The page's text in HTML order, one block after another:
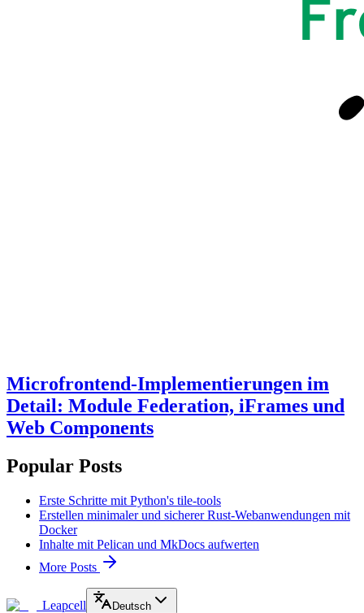
Microfrontend-Implementierungen im
Detail: Module Federation, iFrames und
Web Components
Popular Posts
Erste Schritte mit Python's tile-tools
Erstellen minimaler und sicherer Rust-Webanwendungen mit
Docker
Inhalte mit Pelican und MkDocs aufwerten
More Posts
Leapcell Deutsch